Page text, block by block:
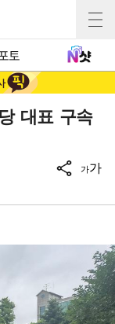
토
대표 구속
가가